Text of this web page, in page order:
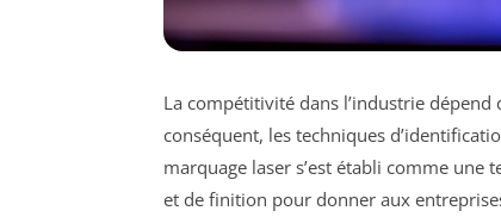
La compétitivité dans l’industrie
conséquent, les techniques
marquage laser s’est établi comme
et de finition pour donner aux